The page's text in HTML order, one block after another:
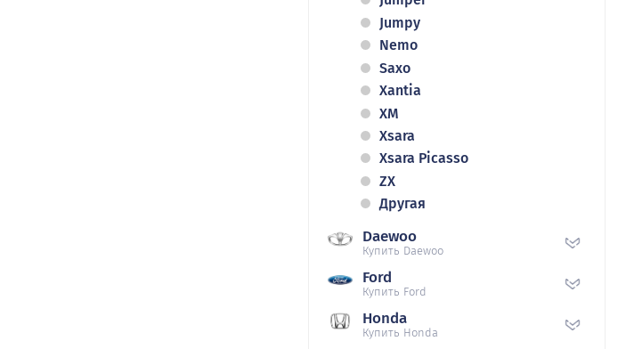
Jumpy
Nemo
Saxo
Xantia
XM
Xsara
Xsara Picasso
ZX
Другая
Daewoo
Купить Daewoo
Ford
Купить Ford
Honda
Купить Honda